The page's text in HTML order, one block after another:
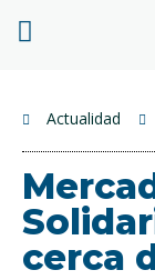
Actualidad
cerca